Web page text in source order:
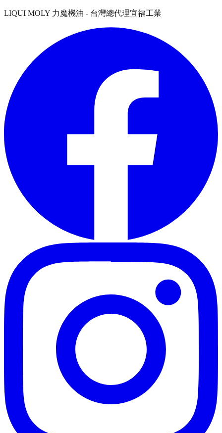
LIQUI MOLY 力魔機油 - 台灣總代理宜福工業